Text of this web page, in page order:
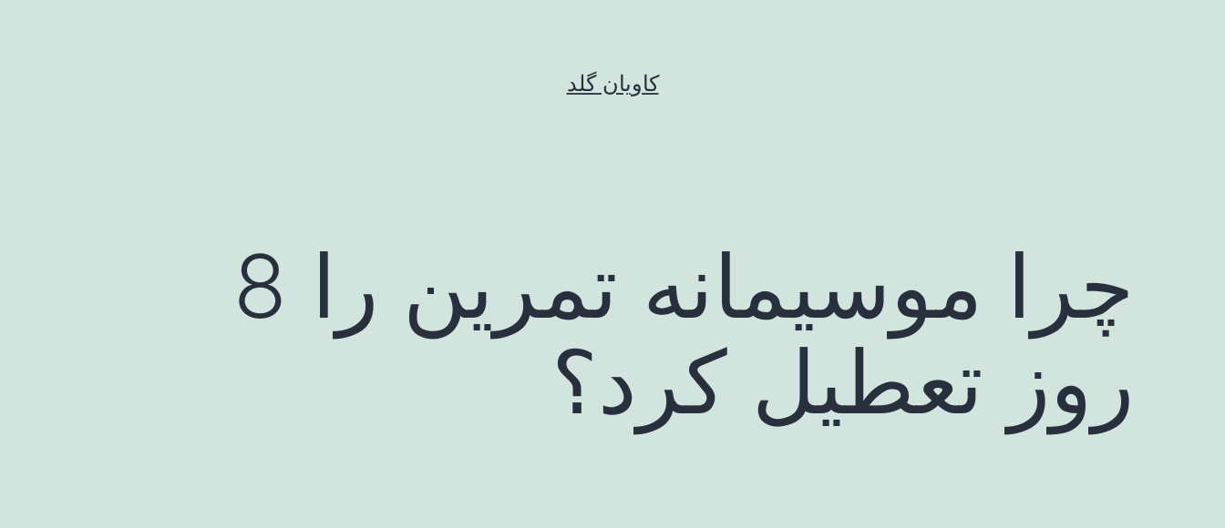
کاویان گلد
چرا موسیمانه تمرین را 8
روز تعطیل کرد؟